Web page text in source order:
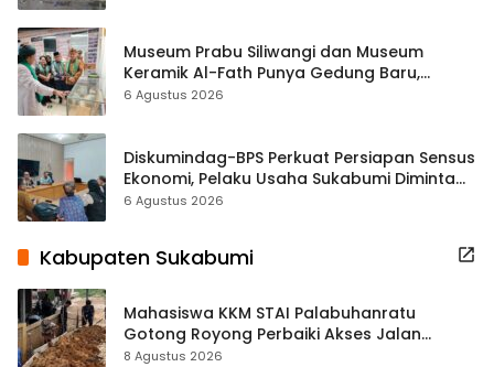
Museum Prabu Siliwangi dan Museum
Keramik Al-Fath Punya Gedung Baru,
Hampir 500 Koleksi Dipisahkan
6 Agustus 2026
Diskumindag-BPS Perkuat Persiapan Sensus
Ekonomi, Pelaku Usaha Sukabumi Diminta
Terbuka Beri Data
6 Agustus 2026
Kabupaten Sukabumi
Mahasiswa KKM STAI Palabuhanratu
Gotong Royong Perbaiki Akses Jalan
Majelis Ta’lim di Sagaranten
8 Agustus 2026